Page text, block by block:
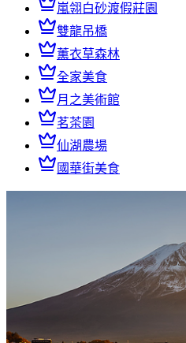
嵐翎白砂渡假莊園
雙龍吊橋
薰衣草森林
全家美食
月之美術館
茗茶園
仙湖農場
國華街美食